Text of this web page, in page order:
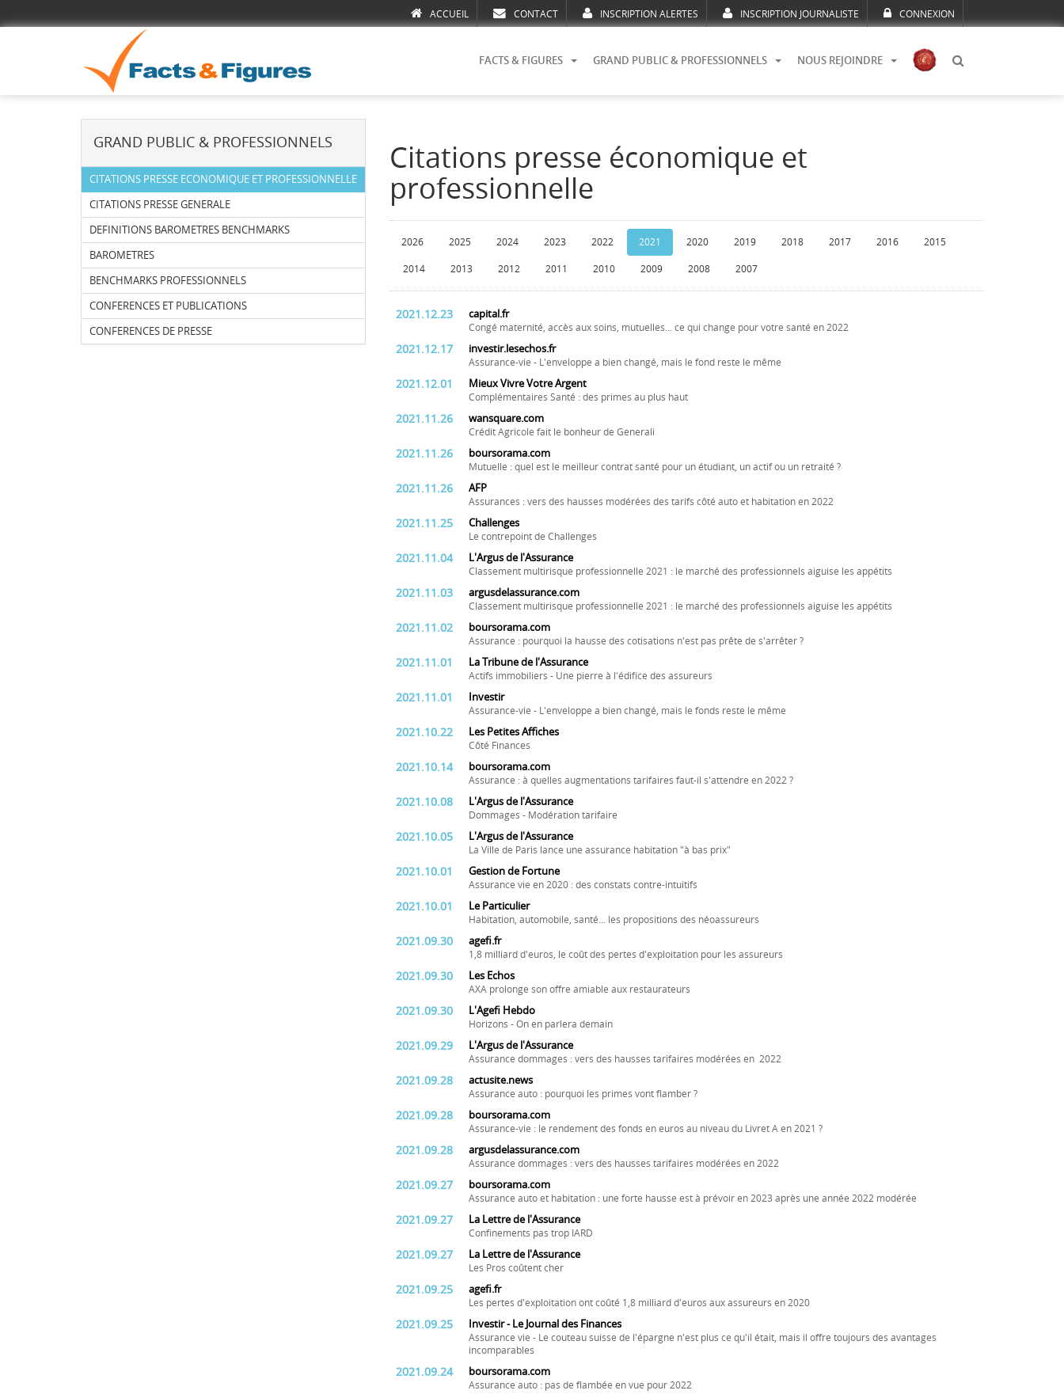
ACCUEIL CONTACT INSCRIPTION ALERTES INSCRIPTION JOURNALISTE CONNEXION
FACTS & FIGURES GRAND PUBLIC & PROFESSIONNELS NOUS REJOINDRE
GRAND PUBLIC & PROFESSIONNELS
CITATIONS PRESSE ECONOMIQUE ET PROFESSIONNELLE
CITATIONS PRESSE GENERALE
DEFINITIONS BAROMETRES BENCHMARKS
BAROMETRES
BENCHMARKS PROFESSIONNELS
CONFERENCES ET PUBLICATIONS
CONFERENCES DE PRESSE
Citations presse économique et
professionnelle
2026 2025 2024 2023 2022 2021 2020 2019 2018 2017 2016 2015
2014 2013 2012 2011 2010 2009 2008 2007
2021.12.23 capital.fr
Congé maternité, accès aux soins, mutuelles... ce qui change pour votre santé en 2022
2021.12.17 investir.lesechos.fr
Assurance-vie - L'enveloppe a bien changé, mais le fond reste le même
2021.12.01 Mieux Vivre Votre Argent
Complémentaires Santé : des primes au plus haut
2021.11.26 wansquare.com
Crédit Agricole fait le bonheur de Generali
2021.11.26 boursorama.com
Mutuelle : quel est le meilleur contrat santé pour un étudiant, un actif ou un retraité ?
2021.11.26 AFP
Assurances : vers des hausses modérées des tarifs côté auto et habitation en 2022
2021.11.25 Challenges
Le contrepoint de Challenges
2021.11.04 L'Argus de l'Assurance
Classement multirisque professionnelle 2021 : le marché des professionnels aiguise les appétits
2021.11.03 argusdelassurance.com
Classement multirisque professionnelle 2021 : le marché des professionnels aiguise les appétits
2021.11.02 boursorama.com
Assurance : pourquoi la hausse des cotisations n'est pas prête de s'arrêter ?
2021.11.01 La Tribune de l'Assurance
Actifs immobiliers - Une pierre à l'édifice des assureurs
2021.11.01 Investir
Assurance-vie - L'enveloppe a bien changé, mais le fonds reste le même
2021.10.22 Les Petites Affiches
Côté Finances
2021.10.14 boursorama.com
Assurance : à quelles augmentations tarifaires faut-il s'attendre en 2022 ?
2021.10.08 L'Argus de l'Assurance
Dommages - Modération tarifaire
2021.10.05 L'Argus de l'Assurance
La Ville de Paris lance une assurance habitation "à bas prix"
2021.10.01 Gestion de Fortune
Assurance vie en 2020 : des constats contre-intuitifs
2021.10.01 Le Particulier
Habitation, automobile, santé... les propositions des néoassureurs
2021.09.30 agefi.fr
1,8 milliard d'euros, le coût des pertes d'exploitation pour les assureurs
2021.09.30 Les Echos
AXA prolonge son offre amiable aux restaurateurs
2021.09.30 L'Agefi Hebdo
Horizons - On en parlera demain
2021.09.29 L'Argus de l'Assurance
Assurance dommages : vers des hausses tarifaires modérées en 2022
2021.09.28 actusite.news
Assurance auto : pourquoi les primes vont flamber ?
2021.09.28 boursorama.com
Assurance-vie : le rendement des fonds en euros au niveau du Livret A en 2021 ?
2021.09.28 argusdelassurance.com
Assurance dommages : vers des hausses tarifaires modérées en 2022
2021.09.27 boursorama.com
Assurance auto et habitation : une forte hausse est à prévoir en 2023 après une année 2022 modérée
2021.09.27 La Lettre de l'Assurance
Confinements pas trop IARD
2021.09.27 La Lettre de l'Assurance
Les Pros coûtent cher
2021.09.25 agefi.fr
Les pertes d'exploitation ont coûté 1,8 milliard d'euros aux assureurs en 2020
2021.09.25 Investir - Le Journal des Finances
Assurance vie - Le couteau suisse de l'épargne n'est plus ce qu'il était, mais il offre toujours des avantages
incomparables
2021.09.24 boursorama.com
Assurance auto : pas de flambée en vue pour 2022